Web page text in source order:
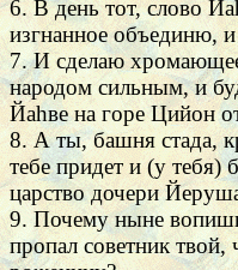
6. В день тот, слово
изгнанное объединю, и
7. И сделаю
народом сильным, и
Йаhве на горе Цийон
8. А ты, башня стада,
тебе придет и (у тебя)
царство дочери
9. Почему ныне
пропал советник твой,